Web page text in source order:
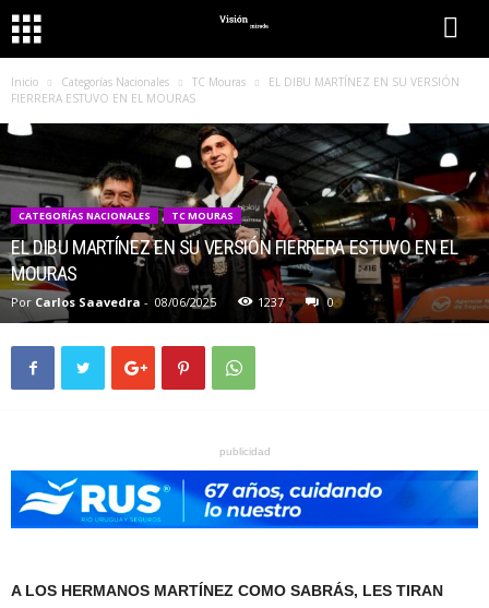
Inicio Categorías Nacionales TC Mouras
EL DIBU MARTÍNEZ EN SU VERSIÓN
FIERRERA ESTUVO EN EL MOURAS
CATEGORÍAS NACIONALES TC MOURAS
EL DIBU MARTÍNEZ EN SU VERSIÓN FIERRERA ESTUVO EN EL
MOURAS
Por Carlos Saavedra - 08/06/2025 1237 0
publicidad
A LOS HERMANOS MARTÍNEZ COMO SABRÁS, LES TIRAN